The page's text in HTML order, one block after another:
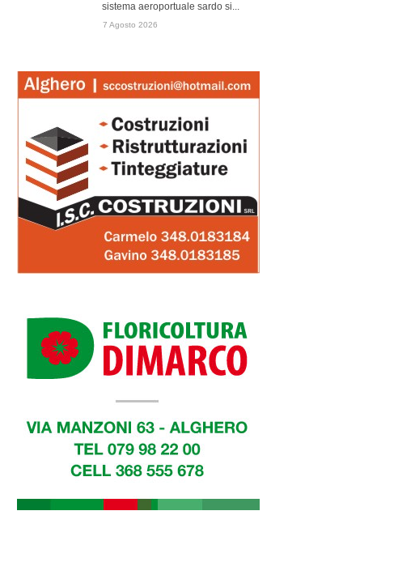
sistema aeroportuale sardo si...
7 Agosto 2026